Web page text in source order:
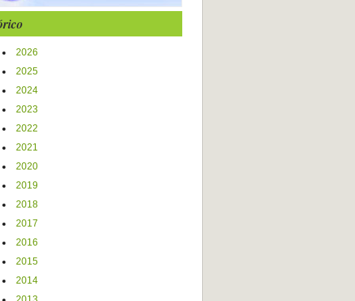
2026
2025
2024
2023
2022
2021
2020
2019
2018
2017
2016
2015
2014